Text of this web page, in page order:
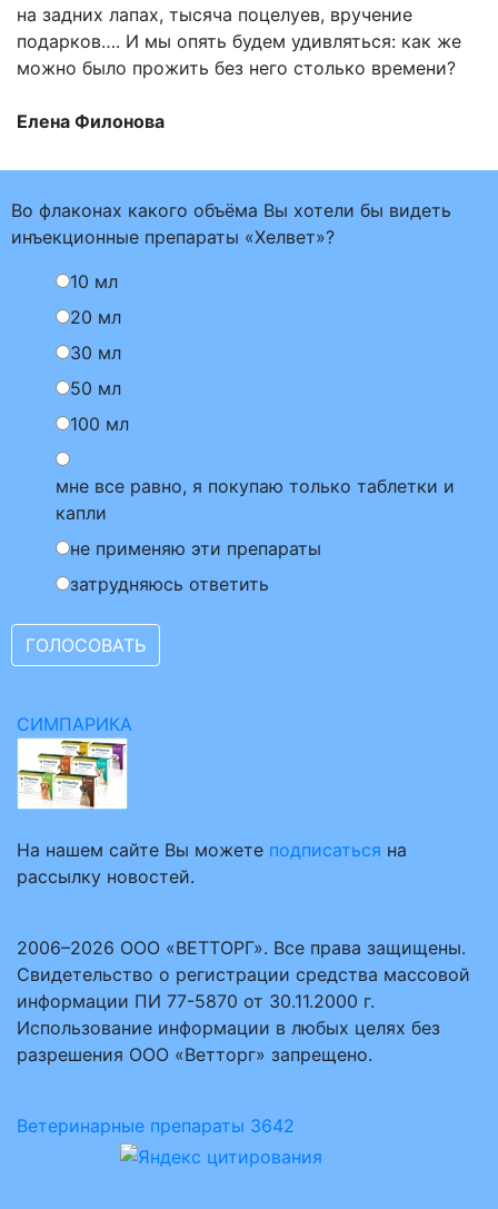
на задних лапах, тысяча поцелуев, вручение
подарков…. И мы опять будем удивляться: как же
можно было прожить без него столько времени?
Елена Филонова
Во флаконах какого объёма Вы хотели бы видеть
инъекционные препараты «Хелвет»?
10 мл
20 мл
30 мл
50 мл
100 мл
мне все равно, я покупаю только таблетки и
капли
не применяю эти препараты
затрудняюсь ответить
СИМПАРИКА
На нашем сайте Вы можете подписаться на
рассылку новостей.
2006–2026 ООО «ВЕТТОРГ». Все права защищены.
Свидетельство о регистрации средства массовой
информации ПИ 77-5870 от 30.11.2000 г.
Использование информации в любых целях без
разрешения ООО «Ветторг» запрещено.
Ветеринарные препараты 3642